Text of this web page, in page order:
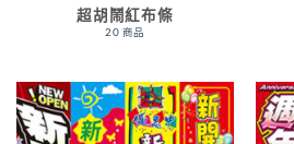
超胡鬧紅布條
20 商品